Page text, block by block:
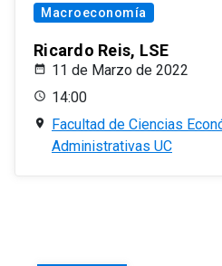
Macroeconomía
Ricardo Reis, LSE
11 de Marzo de 2022
14:00
Facultad de Ciencias
Administrativas UC